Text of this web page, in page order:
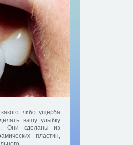
либо ущерба
вашу улыбку
Они сделаны из
пластин,